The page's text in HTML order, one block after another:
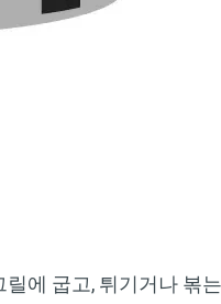
에 굽고, 튀기거나 볶